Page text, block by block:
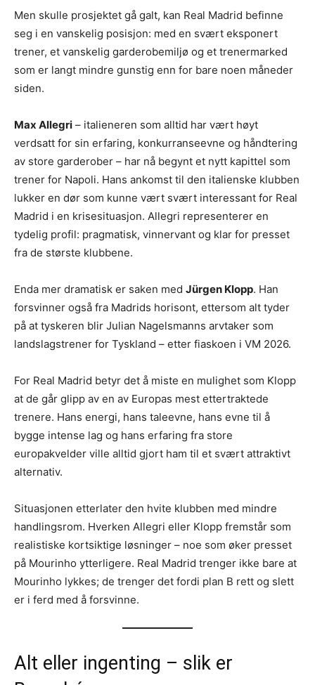
Men skulle prosjektet gå galt, kan Real Madrid befinne
seg i en vanskelig posisjon: med en svært eksponert
trener, et vanskelig garderobemiljø og et trenermarked
som er langt mindre gunstig enn for bare noen måneder
siden.
Max Allegri – italieneren som alltid har vært høyt
verdsatt for sin erfaring, konkurranseevne og håndtering
av store garderober – har nå begynt et nytt kapittel som
trener for Napoli. Hans ankomst til den italienske klubben
lukker en dør som kunne vært svært interessant for Real
Madrid i en krisesituasjon. Allegri representerer en
tydelig profil: pragmatisk, vinnervant og klar for presset
fra de største klubbene.
Enda mer dramatisk er saken med Jürgen Klopp. Han
forsvinner også fra Madrids horisont, ettersom alt tyder
på at tyskeren blir Julian Nagelsmanns arvtaker som
landslagstrener for Tyskland – etter fiaskoen i VM 2026.
For Real Madrid betyr det å miste en mulighet som Klopp
at de går glipp av en av Europas mest ettertraktede
trenere. Hans energi, hans taleevne, hans evne til å
bygge intense lag og hans erfaring fra store
europakvelder ville alltid gjort ham til et svært attraktivt
alternativ.
Situasjonen etterlater den hvite klubben med mindre
handlingsrom. Hverken Allegri eller Klopp fremstår som
realistiske kortsiktige løsninger – noe som øker presset
på Mourinho ytterligere. Real Madrid trenger ikke bare at
Mourinho lykkes; de trenger det fordi plan B rett og slett
er i ferd med å forsvinne.
Alt eller ingenting – slik er